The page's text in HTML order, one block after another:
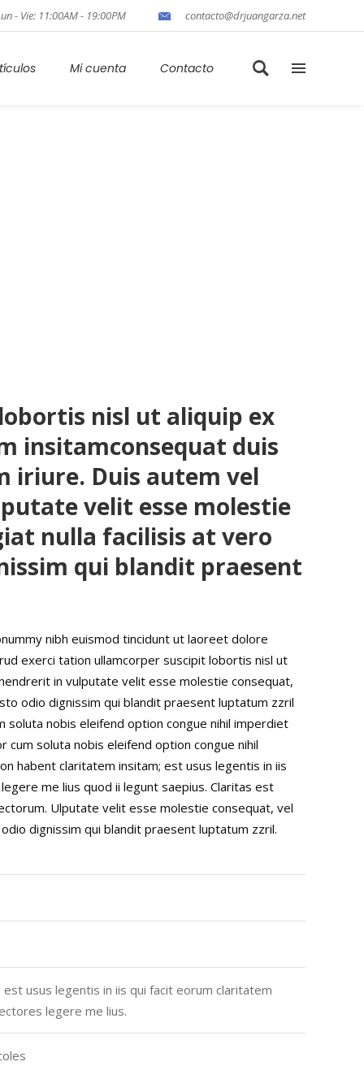
- Vie: 11:00AM - 19:00PM contacto@drjuangarza.net
Mi cuenta Contacto
nisl ut aliquip ex
insitamconsequat duis
iriure. Duis autem vel
velit esse molestie
nulla facilisis at vero
qui blandit praesent
nibh euismod tincidunt ut laoreet dolore
exerci tation ullamcorper suscipit lobortis nisl ut
in vulputate velit esse molestie consequat,
odio dignissim qui blandit praesent luptatum zzril
soluta nobis eleifend option congue nihil imperdiet
soluta nobis eleifend option congue nihil
habent claritatem insitam; est usus legentis in iis
me lius quod ii legunt saepius. Claritas est
Ulputate velit esse molestie consequat, vel
dignissim qui blandit praesent luptatum zzril.
usus legentis in iis qui facit eorum claritatem
legere me lius.